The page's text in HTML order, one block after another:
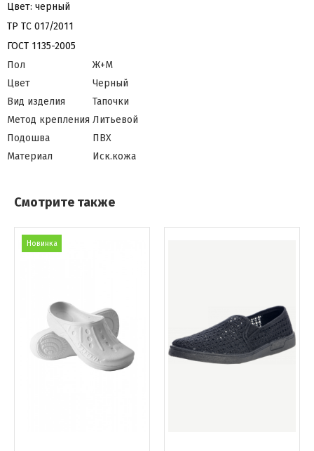
Цвет: черный
ТР ТС 017/2011
ГОСТ 1135-2005
Пол
Ж+М
Цвет
Черный
Вид изделия
Тапочки
Метод крепления Литьевой
Подошва
ПВХ
Материал
Иск.кожа
Смотрите также
Новинка